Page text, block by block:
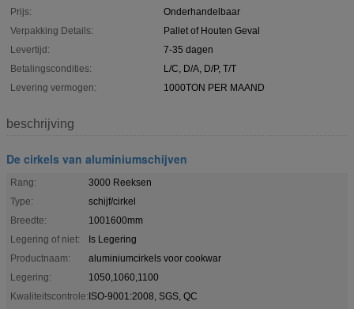
Prijs:
Onderhandelbaar
Verpakking Details:
Pallet of Houten Geval
Levertijd:
7-35 dagen
Betalingscondities:
L/C, D/A, D/P, T/T
Levering vermogen:
1000TON PER MAAND
beschrijving
De cirkels van aluminiumschijven
Rang:
3000 Reeksen
Type:
schijf/cirkel
Breedte:
1001600mm
Legering of niet:
Is Legering
Productnaam:
aluminiumcirkels voor cookwar
Legering:
1050,1060,1100
Kwaliteitscontrole:ISO-9001:2008, SGS, QC